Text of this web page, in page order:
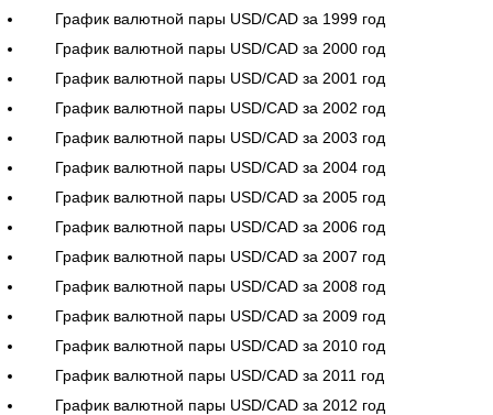
График валютной пары USD/CAD за 1999 год
График валютной пары USD/CAD за 2000 год
График валютной пары USD/CAD за 2001 год
График валютной пары USD/CAD за 2002 год
График валютной пары USD/CAD за 2003 год
График валютной пары USD/CAD за 2004 год
График валютной пары USD/CAD за 2005 год
График валютной пары USD/CAD за 2006 год
График валютной пары USD/CAD за 2007 год
График валютной пары USD/CAD за 2008 год
График валютной пары USD/CAD за 2009 год
График валютной пары USD/CAD за 2010 год
График валютной пары USD/CAD за 2011 год
График валютной пары USD/CAD за 2012 год